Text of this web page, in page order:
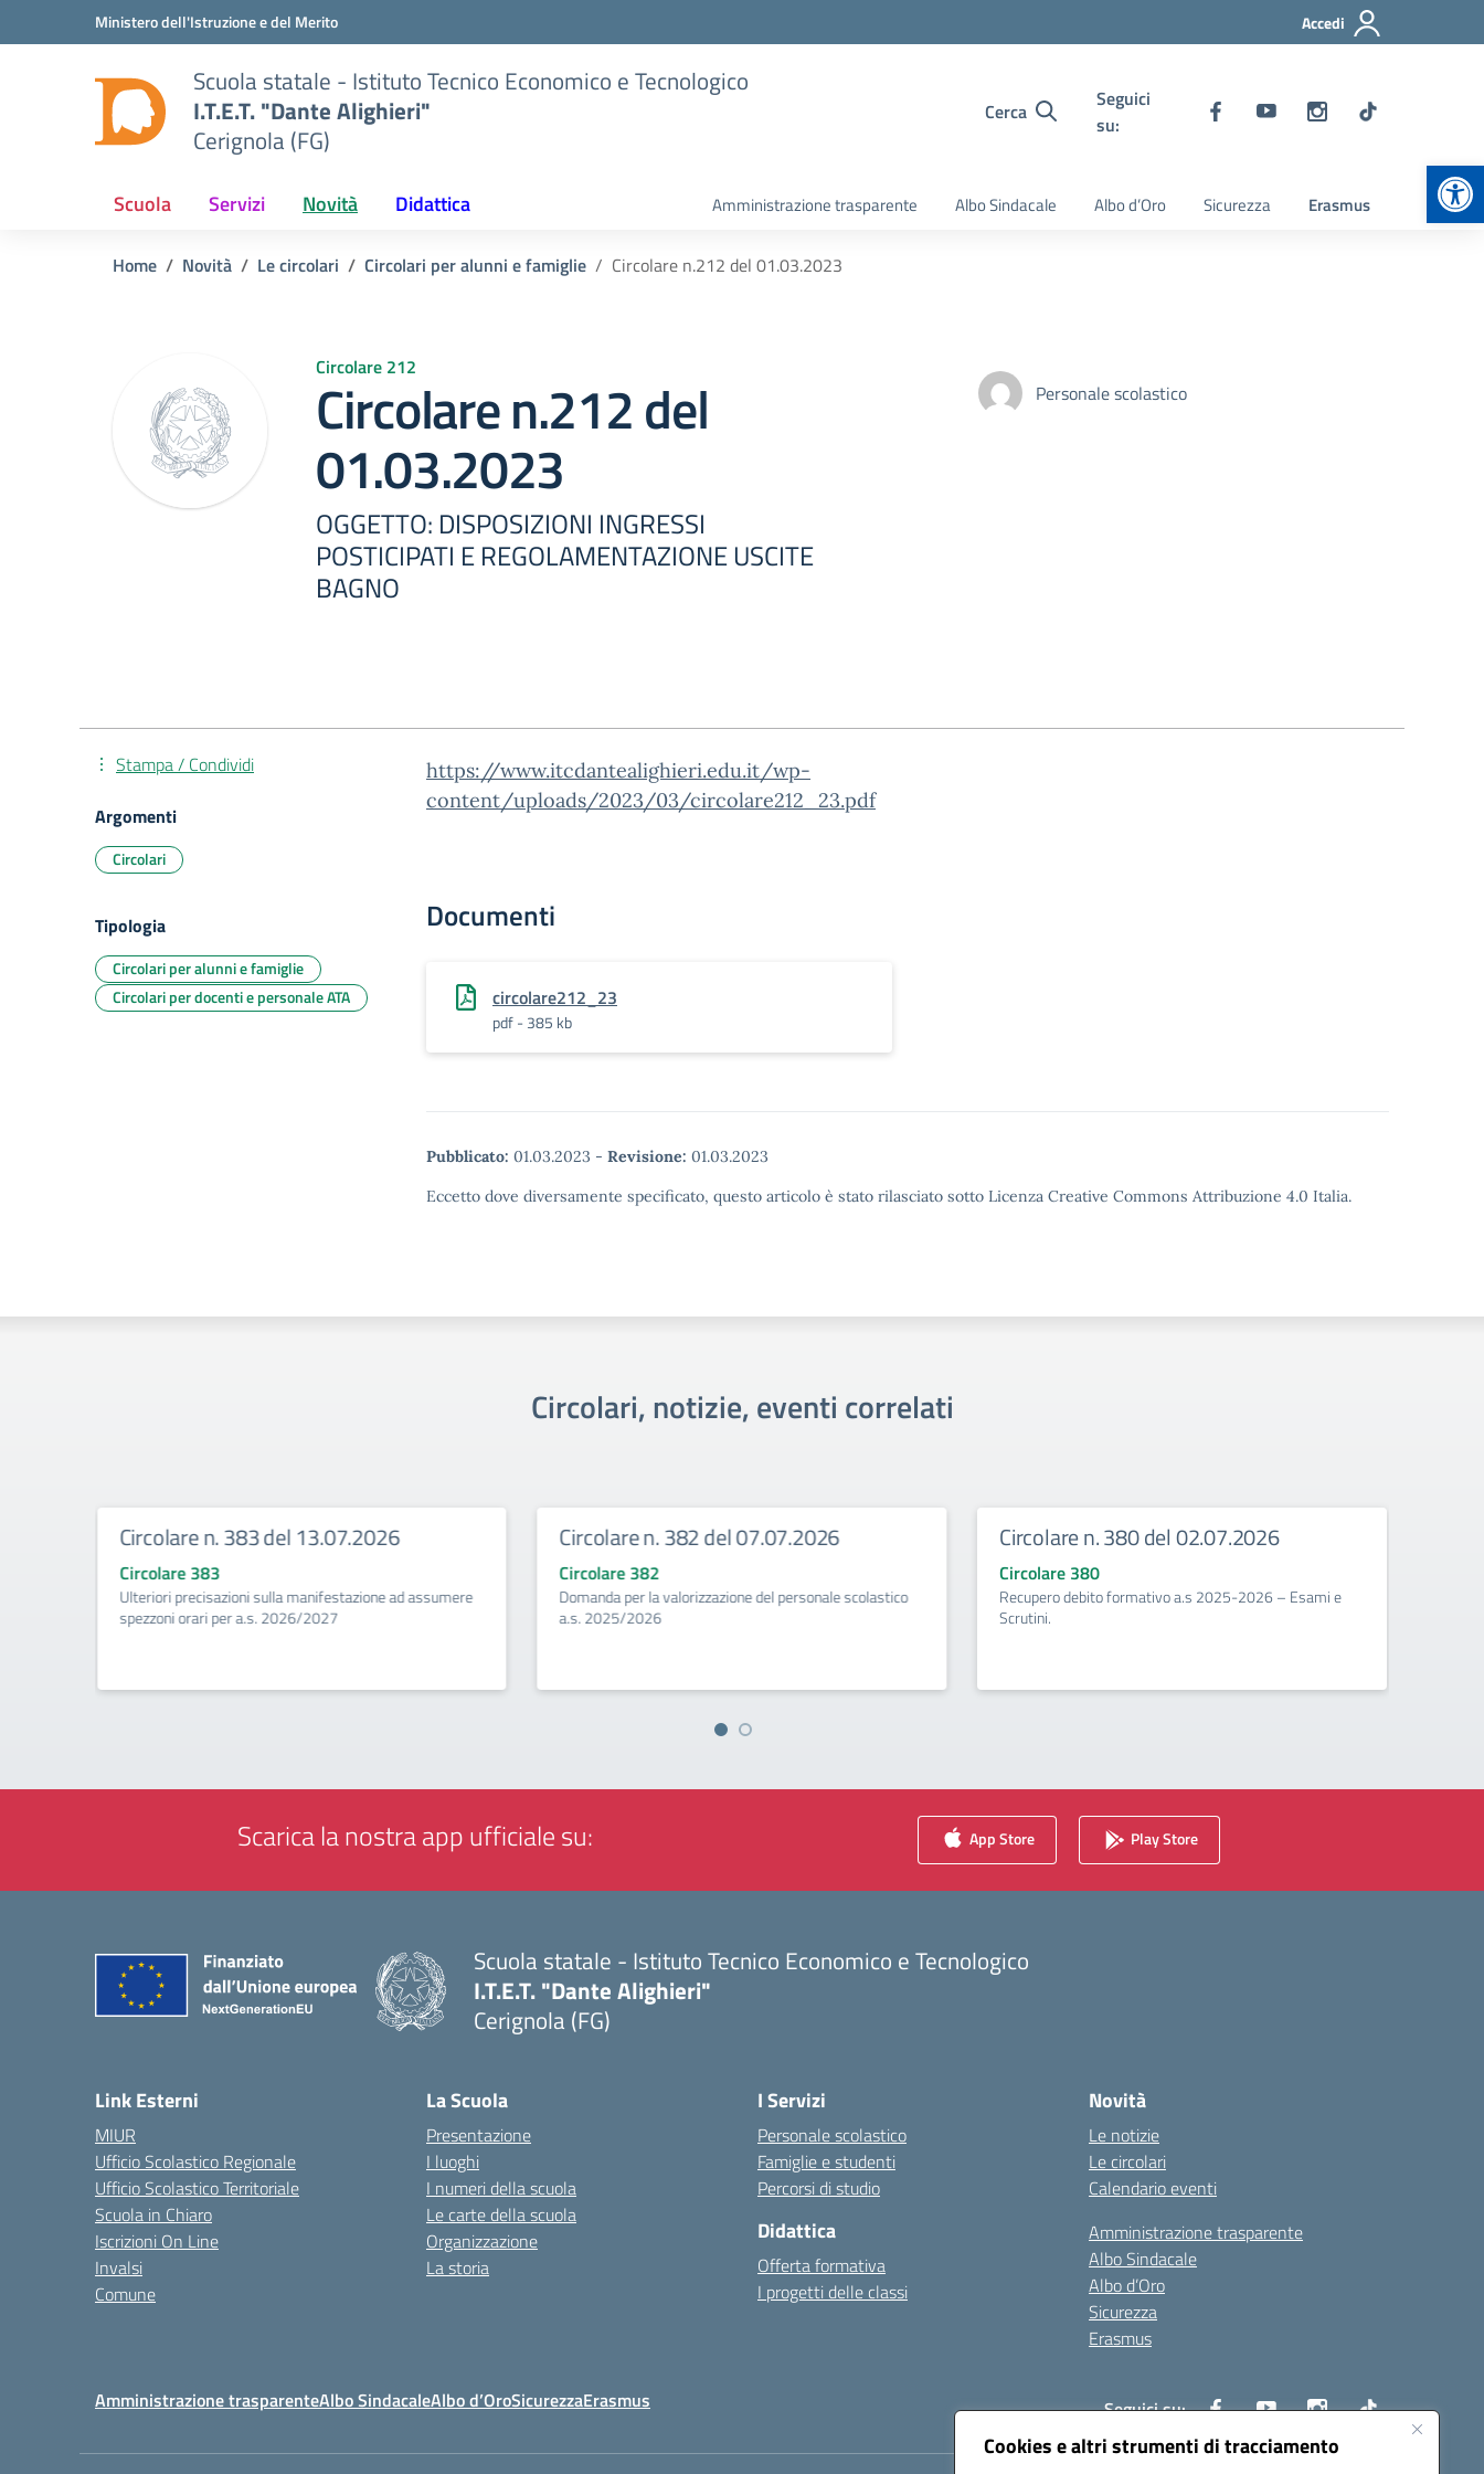
Cookies e altri strumenti di tracciamento
Vai ai contenuti
Vai al menu di navigazioneMinistero dell'Istruzione e del Merito Accedi
Scuola statale - Istituto Tecnico Economico e Tecnologico
I.T.E.T. "Dante Alighieri"
Cerignola (FG)
Cerca
Seguici
su:
Scuola Servizi Novità Didattica Amministrazione trasparente Albo Sindacale Albo d’Oro Sicurezza Erasmus
Home Novità Le circolari Circolari per alunni e famiglie Circolare n.212 del 01.03.2023
Circolare 212
Circolare n.212 del
01.03.2023
OGGETTO: DISPOSIZIONI INGRESSI
POSTICIPATI E REGOLAMENTAZIONE USCITE
BAGNO
Personale scolastico
https://www.itcdantealighieri.edu.it/wp-
content/uploads/2023/03/circolare212_23.pdf
Documenti
circolare212_23
pdf - 385 kb
Pubblicato: 01.03.2023 - Revisione: 01.03.2023
Eccetto dove diversamente specificato, questo articolo è stato rilasciato sotto Licenza Creative Commons Attribuzione 4.0 Italia.
Stampa / Condividi
Argomenti
Circolari
Tipologia
Circolari per alunni e famiglie
Circolari per docenti e personale ATA
Circolari, notizie, eventi correlati
Circolare n. 383 del 13.07.2026
Circolare 383
Ulteriori precisazioni sulla manifestazione ad assumere
spezzoni orari per a.s. 2026/2027
Circolare n. 382 del 07.07.2026
Circolare 382
Domanda per la valorizzazione del personale scolastico
a.s. 2025/2026
Circolare n. 380 del 02.07.2026
Circolare 380
Recupero debito formativo a.s 2025-2026 – Esami e
Scrutini.
Scarica la nostra app ufficiale su: App Store Play Store
Scuola statale - Istituto Tecnico Economico e Tecnologico
I.T.E.T. "Dante Alighieri"
Cerignola (FG)
Link Esterni
MIUR
Ufficio Scolastico Regionale
Ufficio Scolastico Territoriale
Scuola in Chiaro
Iscrizioni On Line
Invalsi
Comune
La Scuola
Presentazione
I luoghi
I numeri della scuola
Le carte della scuola
Organizzazione
La storia
I Servizi
Personale scolastico
Famiglie e studenti
Percorsi di studio
Didattica
Offerta formativa
I progetti delle classi
Novità
Le notizie
Le circolari
Calendario eventi
Amministrazione trasparente
Albo Sindacale
Albo d’Oro
Sicurezza
Erasmus
Amministrazione trasparenteAlbo SindacaleAlbo d’OroSicurezzaErasmus Seguici su: